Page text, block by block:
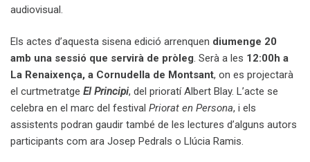
audiovisual.
Els actes d’aquesta sisena edició arrenquen diumenge 20
amb una sessió que servirà de pròleg. Serà a les 12:00h a
La Renaixença, a Cornudella de Montsant, on es projectarà
el curtmetratge El Principi, del prioratí Albert Blay. L’acte se
celebra en el marc del festival Priorat en Persona, i els
assistents podran gaudir també de les lectures d’alguns autors
participants com ara Josep Pedrals o Llúcia Ramis.